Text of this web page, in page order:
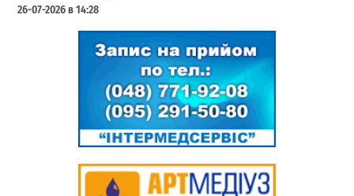
26-07-2026 в 14:28